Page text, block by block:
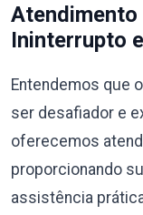
Atendimento
Ininterrupto
Entendemos que
ser desafiador e
oferecemos
proporcionando
assistência